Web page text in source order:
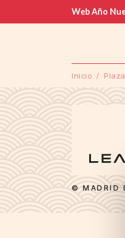
Web Año
Inicio
© MADRID